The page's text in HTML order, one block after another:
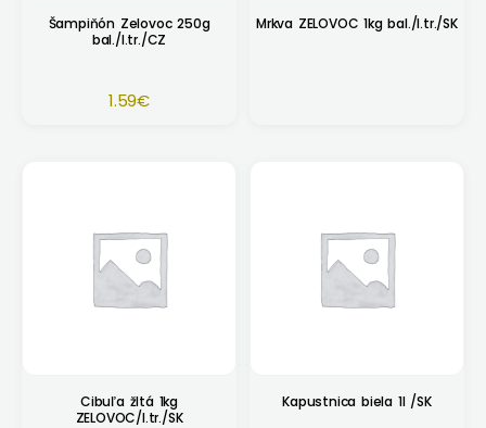
Šampiňón Zelovoc 250g
bal./I.tr./CZ
1.59€
Mrkva ZELOVOC 1kg bal./I.tr./SK
Cibuľa žltá 1kg
ZELOVOC/I.tr./SK
Kapustnica biela 1l /SK